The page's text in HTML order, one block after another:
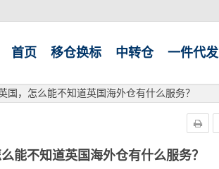
首页 移仓换标 中转仓 一件代发
国，怎么能不知道英国海外仓有什么服务？
能不知道英国海外仓有什么服务？